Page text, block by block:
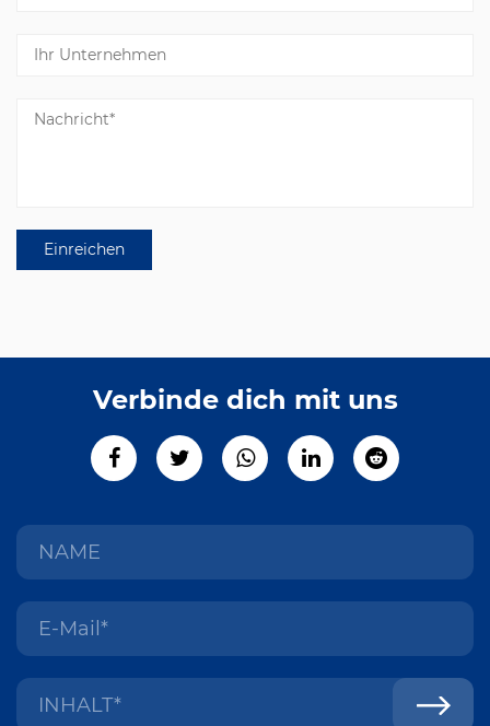
Verbinde dich mit uns